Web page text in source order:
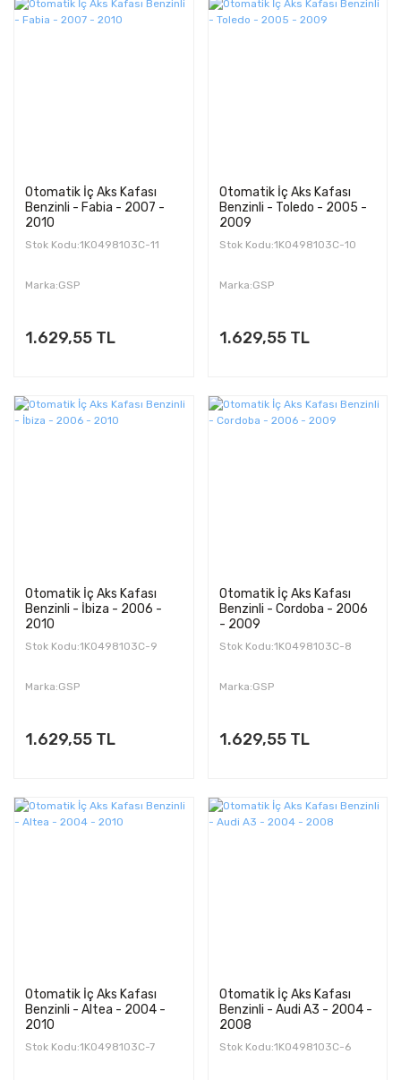
Otomatik İç Aks Kafası
Benzinli - Fabia - 2007 -
2010
Stok Kodu:1K0498103C-11
Marka:GSP
1.629,55 TL
Otomatik İç Aks Kafası
Benzinli - Toledo - 2005 -
2009
Stok Kodu:1K0498103C-10
Marka:GSP
1.629,55 TL
Otomatik İç Aks Kafası
Benzinli - İbiza - 2006 -
2010
Stok Kodu:1K0498103C-9
Marka:GSP
1.629,55 TL
Otomatik İç Aks Kafası
Benzinli - Cordoba - 2006
- 2009
Stok Kodu:1K0498103C-8
Marka:GSP
1.629,55 TL
Otomatik İç Aks Kafası
Benzinli - Altea - 2004 -
2010
Stok Kodu:1K0498103C-7
Otomatik İç Aks Kafası
Benzinli - Audi A3 - 2004 -
2008
Stok Kodu:1K0498103C-6